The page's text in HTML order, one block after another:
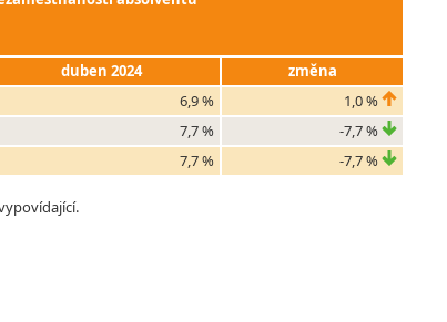
duben 2024
změna
6,9 %
1,0 %
7,7 %
-7,7 %
7,7 % -7,7 %